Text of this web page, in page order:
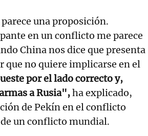
una proposición.
en un conflicto me parece
China nos dice que presenta
que no quiere implicarse en el
por el lado correcto y,
a Rusia",ha explicado,
de Pekín en el conflicto
un conflicto mundial.